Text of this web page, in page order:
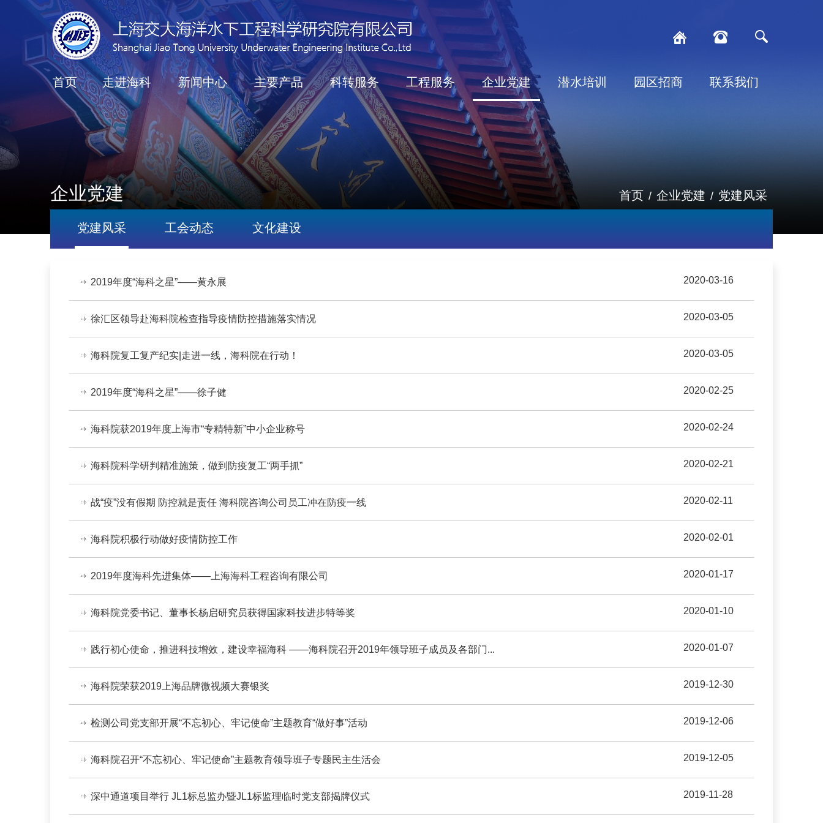
首页 走进海科 新闻中心 主要产品 科转服务 工程服务 企业党建 潜水培训 园区招商 联系我们
企业党建 首页 / 企业党建 / 党建风采
党建风采 工会动态 文化建设
2019年度“海科之星”——黄永展 2020-03-16
徐汇区领导赴海科院检查指导疫情防控措施落实情况 2020-03-05
海科院复工复产纪实|走进一线，海科院在行动！ 2020-03-05
2019年度“海科之星”——徐子健 2020-02-25
海科院获2019年度上海市“专精特新”中小企业称号 2020-02-24
海科院科学研判精准施策，做到防疫复工“两手抓” 2020-02-21
战“疫”没有假期 防控就是责任 海科院咨询公司员工冲在防疫一线 2020-02-11
海科院积极行动做好疫情防控工作 2020-02-01
2019年度海科先进集体——上海海科工程咨询有限公司 2020-01-17
海科院党委书记、董事长杨启研究员获得国家科技进步特等奖 2020-01-10
践行初心使命，推进科技增效，建设幸福海科 ——海科院召开2019年领导班子成员及各部门... 2020-01-07
海科院荣获2019上海品牌微视频大赛银奖 2019-12-30
检测公司党支部开展“不忘初心、牢记使命”主题教育“做好事”活动 2019-12-06
海科院召开“不忘初心、牢记使命”主题教育领导班子专题民主生活会 2019-12-05
深中通道项目举行 JL1标总监办暨JL1标监理临时党支部揭牌仪式 2019-11-28